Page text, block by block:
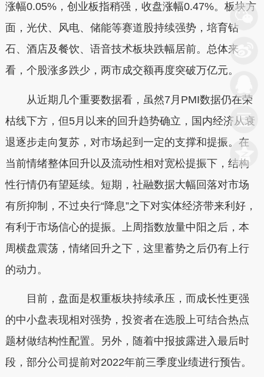
涨幅0.05%，创业板指稍强，收盘涨幅0.47%。板块方
面，光伏、风电、储能等赛道股持续强势，培育钻
石、酒店及餐饮、语音技术板块跌幅居前。总体来
看，个股涨多跌少，两市成交额再度突破万亿元。
从近期几个重要数据看，虽然7月PMI数据仍在荣
枯线下方，但5月以来的回升趋势确立，国内经济从衰
退逐步走向复苏，对市场起到一定的支撑和提振。在
当前情绪整体回升以及流动性相对宽松提振下，结构
性行情仍有望延续。短期，社融数据大幅回落对市场
有所抑制，不过央行“降息”之下对实体经济带来利好，
有利于市场信心的提振。上周指数放量中阳之后，本
周横盘震荡，情绪回升之下，这里蓄势之后仍有上行
的动力。
目前，盘面是权重板块持续承压，而成长性更强
的中小盘表现相对强势，投资者在选股上可结合热点
题材做结构性配置。另外，随着中报披露进入最后时
段，部分公司提前对2022年前三季度业绩进行预告。